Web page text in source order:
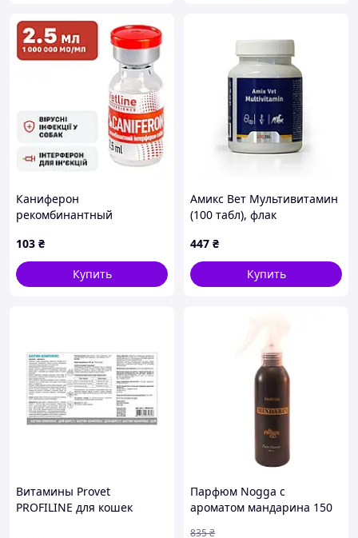
Каниферон
рекомбинантный
флакон 2,5 мл
103 ₴
Купить
Амикс Вет Мультивитамин
(100 табл), флак
447 ₴
Купить
Витамины Provet
PROFILINE для кошек
Парфюм Nogga с
ароматом мандарина 150
835₴